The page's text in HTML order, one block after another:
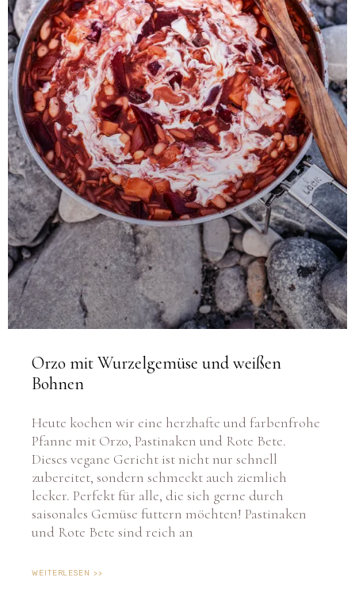
Orzo mit Wurzelgemüse und weißen
Bohnen
Heute kochen wir eine herzhafte und farbenfrohe
Pfanne mit Orzo, Pastinaken und Rote Bete.
Dieses vegane Gericht ist nicht nur schnell
zubereitet, sondern schmeckt auch ziemlich
lecker. Perfekt für alle, die sich gerne durch
saisonales Gemüse futtern möchten! Pastinaken
und Rote Bete sind reich an
WEITERLESEN >>